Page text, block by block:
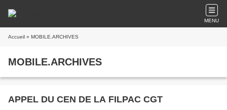
MENU
Accueil » MOBILE.ARCHIVES
MOBILE.ARCHIVES
APPEL DU CEN DE LA FILPAC CGT